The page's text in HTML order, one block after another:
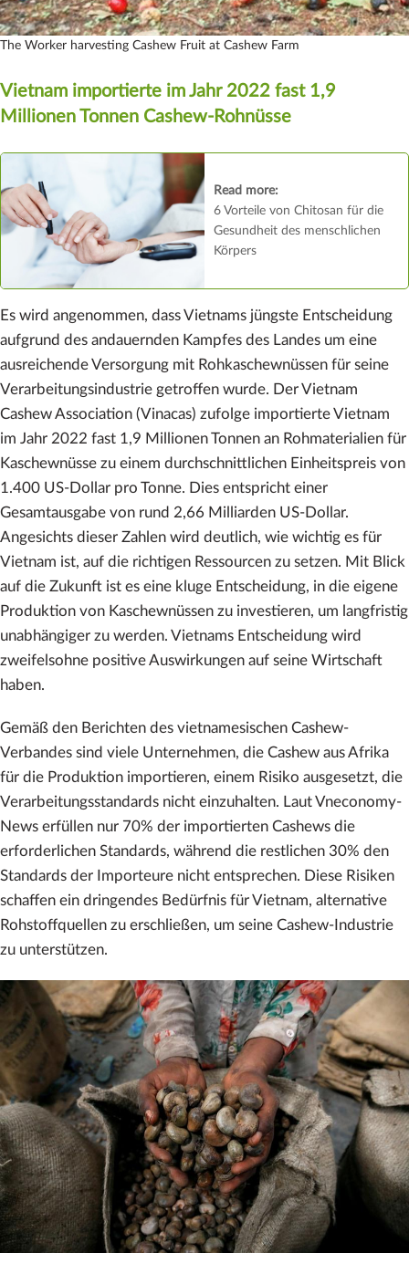
The Worker harvesting Cashew Fruit at Cashew Farm
Vietnam importierte im Jahr 2022 fast 1,9
Millionen Tonnen Cashew-Rohnüsse
Read more:
6 Vorteile von Chitosan für die
Gesundheit des menschlichen
Körpers
Es wird angenommen, dass Vietnams jüngste Entscheidung
aufgrund des andauernden Kampfes des Landes um eine
ausreichende Versorgung mit Rohkaschewnüssen für seine
Verarbeitungsindustrie getroffen wurde. Der Vietnam
Cashew Association (Vinacas) zufolge importierte Vietnam
im Jahr 2022 fast 1,9 Millionen Tonnen an Rohmaterialien für
Kaschewnüsse zu einem durchschnittlichen Einheitspreis von
1.400 US-Dollar pro Tonne. Dies entspricht einer
Gesamtausgabe von rund 2,66 Milliarden US-Dollar.
Angesichts dieser Zahlen wird deutlich, wie wichtig es für
Vietnam ist, auf die richtigen Ressourcen zu setzen. Mit Blick
auf die Zukunft ist es eine kluge Entscheidung, in die eigene
Produktion von Kaschewnüssen zu investieren, um langfristig
unabhängiger zu werden. Vietnams Entscheidung wird
zweifelsohne positive Auswirkungen auf seine Wirtschaft
haben.
Gemäß den Berichten des vietnamesischen Cashew-
Verbandes sind viele Unternehmen, die Cashew aus Afrika
für die Produktion importieren, einem Risiko ausgesetzt, die
Verarbeitungsstandards nicht einzuhalten. Laut Vneconomy-
News erfüllen nur 70% der importierten Cashews die
erforderlichen Standards, während die restlichen 30% den
Standards der Importeure nicht entsprechen. Diese Risiken
schaffen ein dringendes Bedürfnis für Vietnam, alternative
Rohstoffquellen zu erschließen, um seine Cashew-Industrie
zu unterstützen.